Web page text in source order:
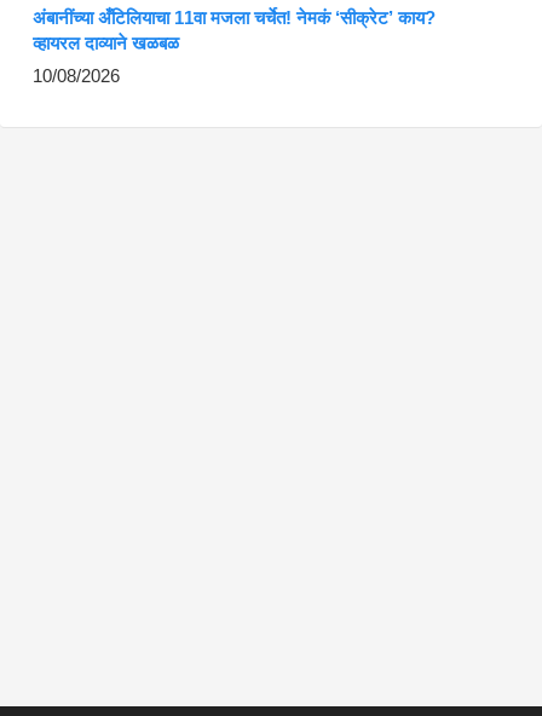
अंबानींच्या अँटिलियाचा 11वा मजला चर्चेत! नेमकं ‘सीक्रेट’ काय?
व्हायरल दाव्याने खळबळ
10/08/2026